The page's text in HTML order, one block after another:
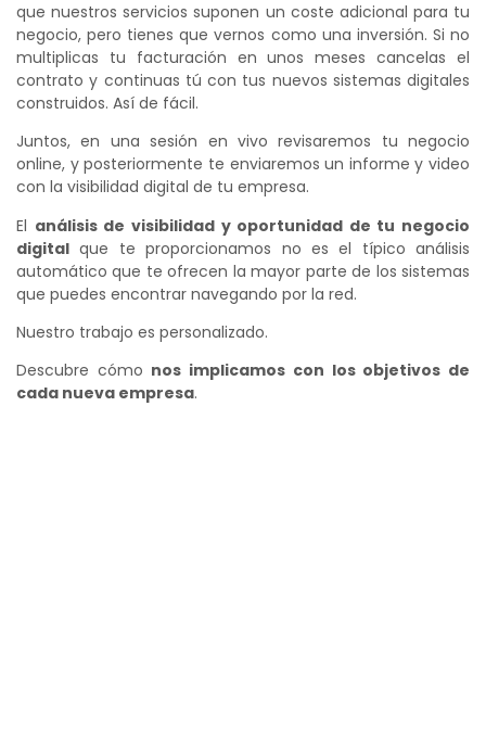
que nuestros servicios suponen un coste adicional para tu
negocio, pero tienes que vernos como una inversión. Si no
multiplicas tu facturación en unos meses cancelas el
contrato y continuas tú con tus nuevos sistemas digitales
construidos. Así de fácil.
Juntos, en una sesión en vivo revisaremos tu negocio
online, y posteriormente te enviaremos un informe y video
con la visibilidad digital de tu empresa.
El análisis de visibilidad y oportunidad de tu negocio
digital que te proporcionamos no es el típico análisis
automático que te ofrecen la mayor parte de los sistemas
que puedes encontrar navegando por la red.
Nuestro trabajo es personalizado.
Descubre cómo nos implicamos con los objetivos de
cada nueva empresa.